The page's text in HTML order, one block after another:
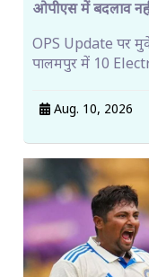
ओपीएस में बदलाव
OPS Update पर
पालमपुर में 10
Aug. 10, 2026